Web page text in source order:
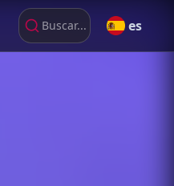
Buscar... es